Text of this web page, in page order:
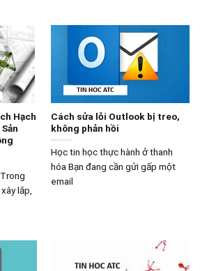
Hạch
lắp,
Cách sửa lỗi Outlook bị treo,
không phản hồi
Học tin học thực hành ở thanh
hóa Bạn đang cần gửi gấp một
email